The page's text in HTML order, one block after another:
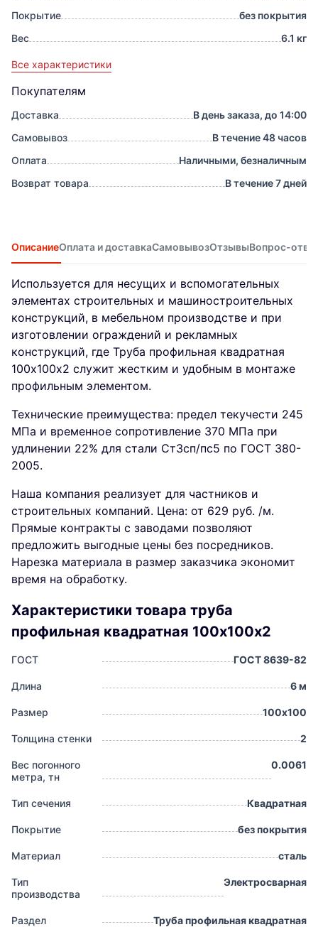
Покрытие
без покрытия
Вес
6.1 кг
Все характеристики
Покупателям
Доставка
В день заказа, до 14:00
Самовывоз
В течение 48 часов
Оплата
Наличными, безналичным
Возврат товара
В течение 7 дней
ОписаниеОплата и доставкаСамовывозОтзывыВопрос-
Используется для несущих и вспомогательных
элементах строительных и машиностроительных
конструкций, в мебельном производстве и при
изготовлении ограждений и рекламных
конструкций, где Труба профильная квадратная
100х100х2 служит жестким и удобным в монтаже
профильным элементом.
Технические преимущества: предел текучести 245
МПа и временное сопротивление 370 МПа при
удлинении 22% для стали Ст3сп/пс5 по ГОСТ 380-
2005.
Наша компания реализует для частников и
строительных компаний. Цена: от 629 руб. /м.
Прямые контракты с заводами позволяют
предложить выгодные цены без посредников.
Нарезка материала в размер заказчика экономит
время на обработку.
Характеристики товара труба
профильная квадратная 100х100х2
ГОСТ ГОСТ 8639-82
Длина 6 м
Размер 100х100
Толщина стенки 2
Вес погонного
метра, тн
0.0061
Тип сечения Квадратная
Покрытие без покрытия
Материал сталь
Тип
производства
Электросварная
Раздел Труба профильная квадратная